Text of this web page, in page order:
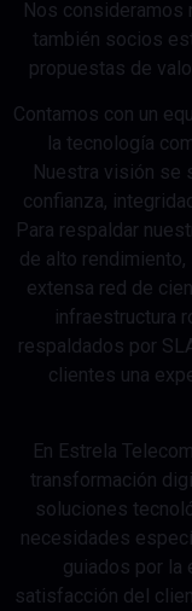
Nos
también socios
propuestas de
Contamos con un
la tecnología
Nuestra visión se
confianza,
Para respaldar
de alto
extensa red de
infraestructura
respaldados por
clientes una
En Estrela
transformación
soluciones
necesidades
guiados por la
satisfacción del